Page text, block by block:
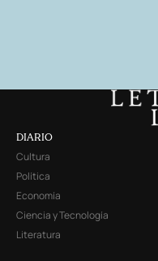
DIARIO
Cultura
Política
Economía
Ciencia y Tecnología
Literatura